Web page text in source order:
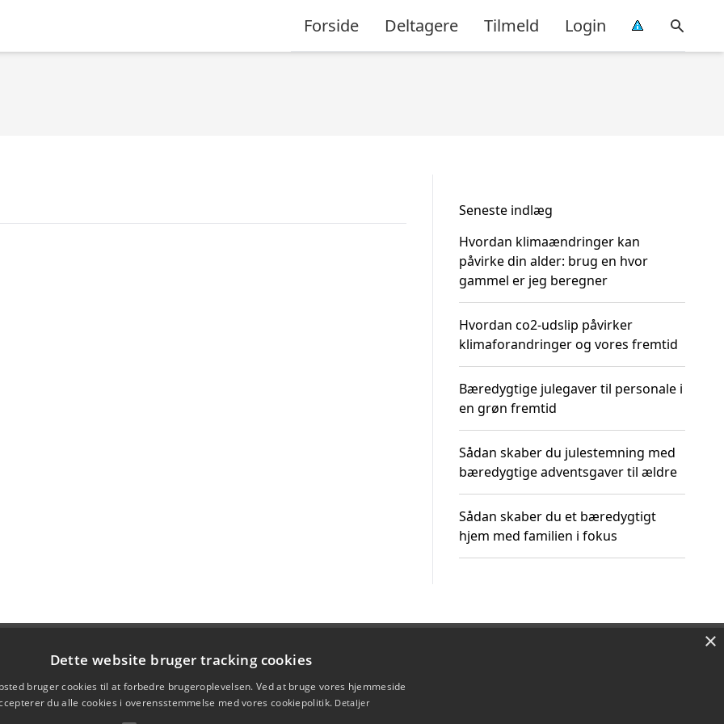
Forside Deltagere Tilmeld Login
Seneste indlæg
Hvordan klimaændringer kan
påvirke din alder: brug en hvor
gammel er jeg beregner
Hvordan co2-udslip påvirker
klimaforandringer og vores fremtid
Bæredygtige julegaver til personale i
en grøn fremtid
Sådan skaber du julestemning med
bæredygtige adventsgaver til ældre
Sådan skaber du et bæredygtigt
hjem med familien i fokus
×
Dette website bruger tracking cookies
bruger cookies til at forbedre brugeroplevelsen. Ved at bruge vores hjemmeside
du alle cookies i overensstemmelse med vores cookiepolitik. Detaljer